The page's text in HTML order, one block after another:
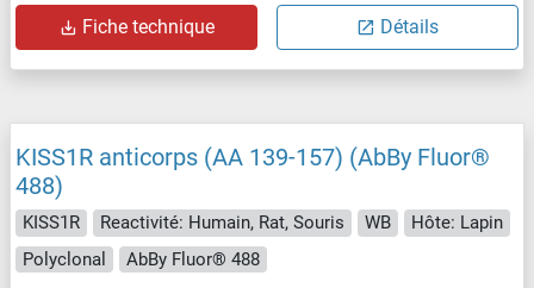
Fiche technique Détails
KISS1R anticorps (AA 139-157) (AbBy Fluor®
488)
KISS1R Reactivité: Humain, Rat, Souris WB
Hôte: Lapin
Polyclonal
AbBy Fluor® 488